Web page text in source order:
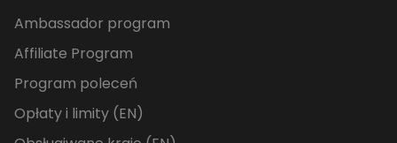
Ambassador program
Affiliate Program
Program poleceń
Opłaty i limity (EN)